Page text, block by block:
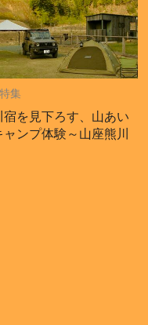
特集
宿を見下ろす、山あい
ャンプ体験～山座熊川